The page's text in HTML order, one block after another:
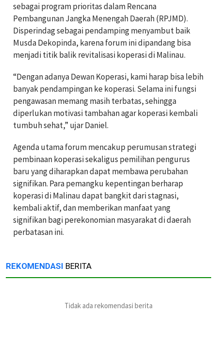
sebagai program prioritas dalam Rencana
Pembangunan Jangka Menengah Daerah (RPJMD).
Disperindag sebagai pendamping menyambut baik
Musda Dekopinda, karena forum ini dipandang bisa
menjadi titik balik revitalisasi koperasi di Malinau.
‎“Dengan adanya Dewan Koperasi, kami harap bisa lebih
banyak pendampingan ke koperasi. Selama ini fungsi
pengawasan memang masih terbatas, sehingga
diperlukan motivasi tambahan agar koperasi kembali
tumbuh sehat,” ujar Daniel.
‎Agenda utama forum mencakup perumusan strategi
pembinaan koperasi sekaligus pemilihan pengurus
baru yang diharapkan dapat membawa perubahan
signifikan. Para pemangku kepentingan berharap
koperasi di Malinau dapat bangkit dari stagnasi,
kembali aktif, dan memberikan manfaat yang
signifikan bagi perekonomian masyarakat di daerah
perbatasan ini.
REKOMENDASI BERITA
Tidak ada rekomendasi berita